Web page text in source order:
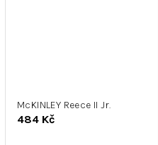
McKINLEY Reece II Jr.
484 Kč